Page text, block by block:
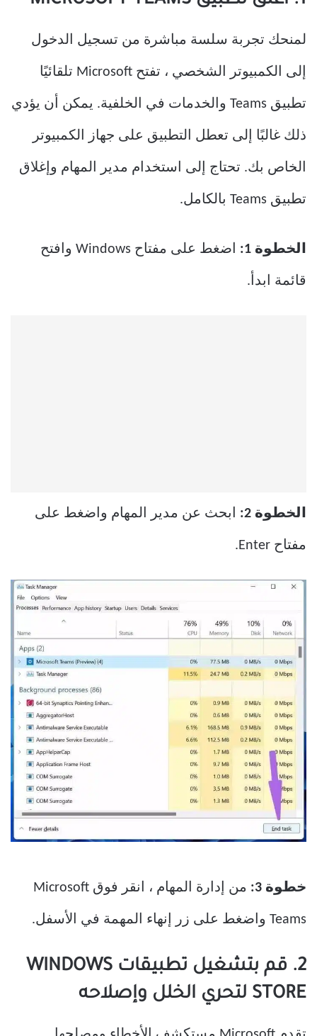
لمنحك تجربة سلسة مباشرة من تسجيل الدخول
إلى الكمبيوتر الشخصي ، تفتح Microsoft تلقائيًا
تطبيق Teams والخدمات في الخلفية. يمكن أن يؤدي
ذلك غالبًا إلى تعطل التطبيق على جهاز الكمبيوتر
الخاص بك. تحتاج إلى استخدام مدير المهام وإغلاق
تطبيق Teams بالكامل.
الخطوة 1: اضغط على مفتاح Windows وافتح
قائمة ابدأ.
الخطوة 2: ابحث عن مدير المهام واضغط على
مفتاح Enter.
خطوة 3: من إدارة المهام ، انقر فوق Microsoft
Teams واضغط على زر إنهاء المهمة في الأسفل.
2. قم بتشغيل تطبيقات WINDOWS
STORE لتحري الخلل وإصلاحه